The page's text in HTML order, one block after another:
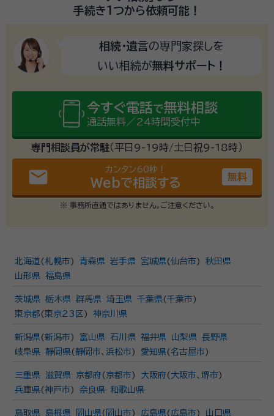
手続き1つから依頼可能！
相続・遺言の専門家探しを
いい相続が無料サポート！
今すぐ電話で無料相談
通話無料／24時間受付中
専門相談員が常駐（平日9-19時/土日祝9-18時）
email カンタン60秒！
Webで相談する 無料
※ 事務所直通ではありません。ご注意ください。
北海道 (札幌市) 青森県 岩手県 宮城県(仙台市)
秋田県
山形県 福島県
茨城県 栃木県 群馬県 埼玉県 千葉県(千葉市)
東京都 ( 東京23区 ) 神奈川県
新潟県(新潟市) 富山県 石川県 福井県 山梨県 長野県
岐阜県
静岡県( 静岡市、 浜松市) 愛知県( 名古屋市)
三重県 滋賀県 京都府( 京都市) 大阪府( 大阪市、 堺市)
兵庫県(神戸市) 奈良県 和歌山県
鳥取県 島根県 岡山県( 岡山市) 広島県( 広島市) 山口県